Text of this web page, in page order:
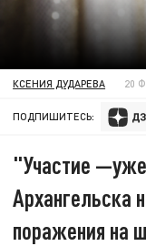
КСЕНИЯ ДУДАРЕВА 20
ПОДПИШИТЕСЬ:
"Участие
Архангельска
поражения на